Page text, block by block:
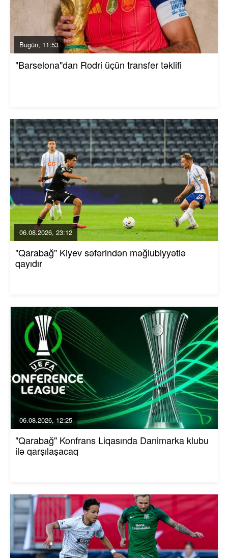
Bugün, 11:53
"Barselona"dan Rodri üçün transfer təklifi
06.08.2026, 23:12
"Qarabağ" Kiyev səfərindən məğlubiyyətlə
qayıdır
06.08.2026, 12:25
"Qarabağ" Konfrans Liqasında Danimarka klubu
ilə qarşılaşacaq